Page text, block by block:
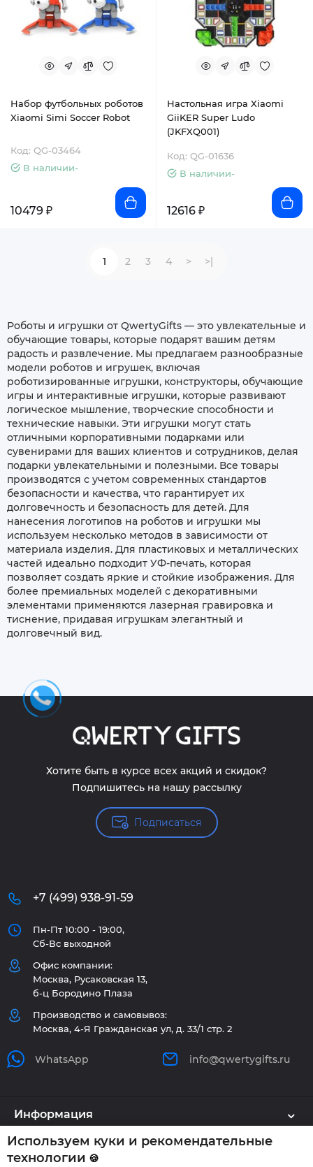
Набор футбольных роботов
Xiaomi Simi Soccer Robot
Код: QG-03464
В наличии-
10479 ₽
Настольная игра Xiaomi
GiiKER Super Ludo
(JKFXQ001)
Код: QG-01636
В наличии-
12616 ₽
1 2 3 4 > >|
Роботы и игрушки от QwertyGifts — это увлекательные и
обучающие товары, которые подарят вашим детям
радость и развлечение. Мы предлагаем разнообразные
модели роботов и игрушек, включая
роботизированные игрушки, конструкторы, обучающие
игры и интерактивные игрушки, которые развивают
логическое мышление, творческие способности и
технические навыки. Эти игрушки могут стать
отличными корпоративными подарками или
сувенирами для ваших клиентов и сотрудников, делая
подарки увлекательными и полезными. Все товары
производятся с учетом современных стандартов
безопасности и качества, что гарантирует их
долговечность и безопасность для детей. Для
нанесения логотипов на роботов и игрушки мы
используем несколько методов в зависимости от
материала изделия. Для пластиковых и металлических
частей идеально подходит УФ-печать, которая
позволяет создать яркие и стойкие изображения. Для
более премиальных моделей с декоративными
элементами применяются лазерная гравировка и
тиснение, придавая игрушкам элегантный и
долговечный вид.
Хотите быть в курсе всех акций и скидок?
Подпишитесь на нашу рассылку
Подписаться
+7 (499) 938-91-59
Пн-Пт 10:00 - 19:00,
Сб-Вс выходной
Офис компании:
Москва, Русаковская 13,
б-ц Бородино Плаза
Производство и самовывоз:
Москва, 4-Я Гражданская ул, д. 33/1 стр. 2
WhatsApp info@qwertygifts.ru
Информация
Каталог
Используем куки и рекомендательные
технологии 🍪